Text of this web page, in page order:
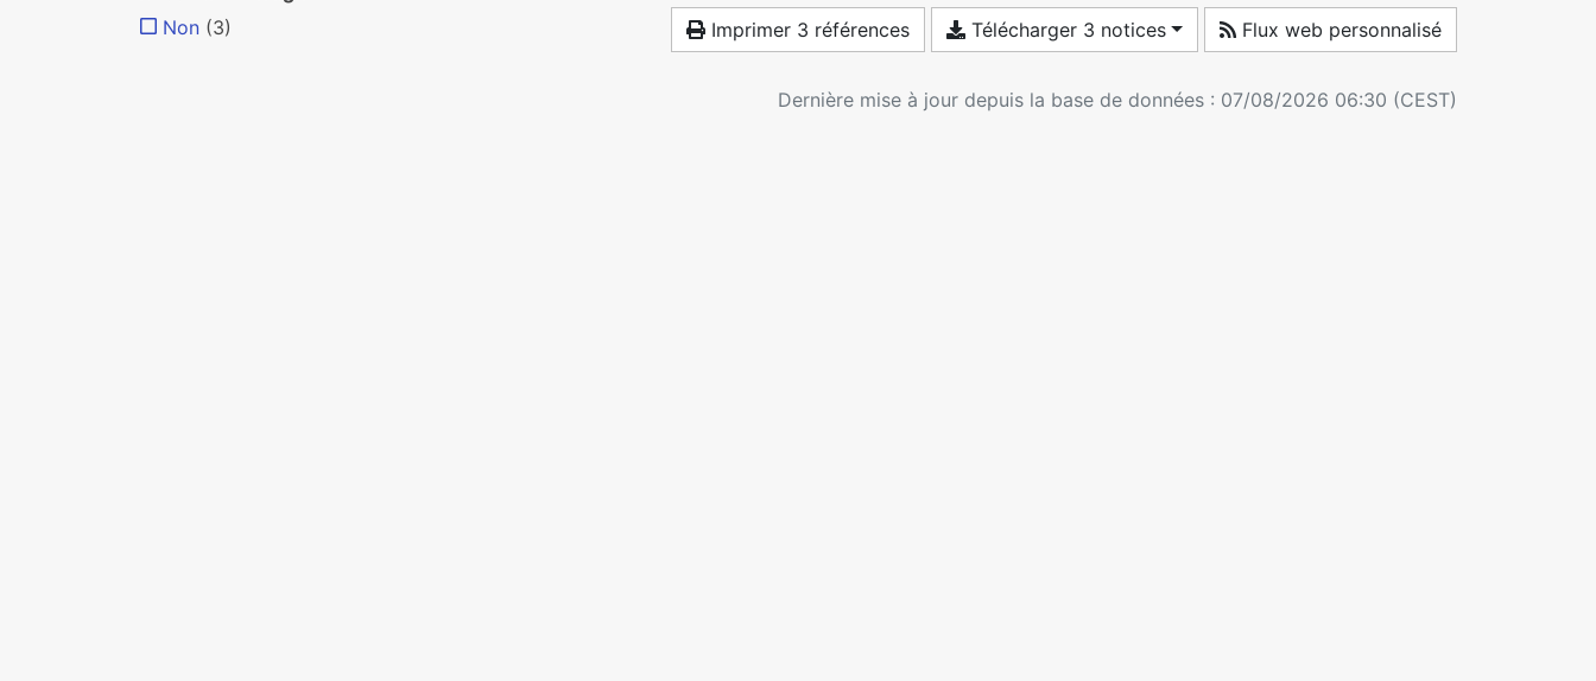
Imprimer 3 références Télécharger 3 notices Flux web personnalisé
Dernière mise à jour depuis la base de données : 07/08/2026 06:30 (CEST)
Non (3)